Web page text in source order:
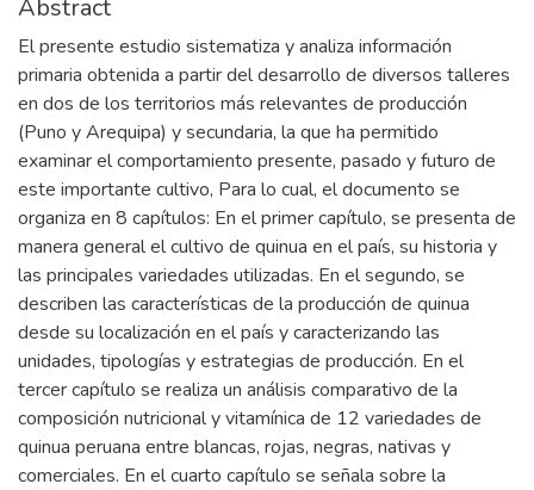
Abstract
El presente estudio sistematiza y analiza información
primaria obtenida a partir del desarrollo de diversos talleres
en dos de los territorios más relevantes de producción
(Puno y Arequipa) y secundaria, la que ha permitido
examinar el comportamiento presente, pasado y futuro de
este importante cultivo, Para lo cual, el documento se
organiza en 8 capítulos: En el primer capítulo, se presenta de
manera general el cultivo de quinua en el país, su historia y
las principales variedades utilizadas. En el segundo, se
describen las características de la producción de quinua
desde su localización en el país y caracterizando las
unidades, tipologías y estrategias de producción. En el
tercer capítulo se realiza un análisis comparativo de la
composición nutricional y vitamínica de 12 variedades de
quinua peruana entre blancas, rojas, negras, nativas y
comerciales. En el cuarto capítulo se señala sobre la